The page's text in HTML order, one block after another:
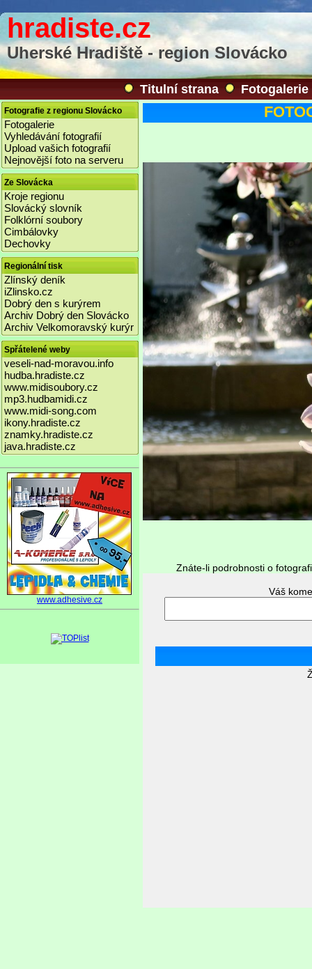
hradiste.cz
Uherské Hradiště - region Slovácko
Titulní strana Fotogalerie
Fotografie z regionu Slovácko
Fotogalerie
Vyhledávání fotografií
Upload vašich fotografií
Nejnovější foto na serveru
Ze Slovácka
Kroje regionu
Slovácký slovník
Folklórní soubory
Cimbálovky
Dechovky
Regionální tisk
Zlínský deník
iZlinsko.cz
Dobrý den s kurýrem
Archiv Dobrý den Slovácko
Archiv Velkomoravský kurýr
Spřátelené weby
veseli-nad-moravou.info
hudba.hradiste.cz
www.midisoubory.cz
mp3.hudbamidi.cz
www.midi-song.com
ikony.hradiste.cz
znamky.hradiste.cz
java.hradiste.cz
www.adhesive.cz
Znáte-li podrobnosti o